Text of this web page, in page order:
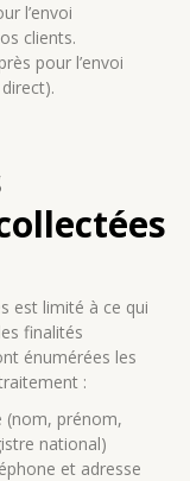
l’envoi
clients.
pour l’envoi
est limité à ce qui
finalités
énumérées les
:
(nom, prénom,
national)
et adresse